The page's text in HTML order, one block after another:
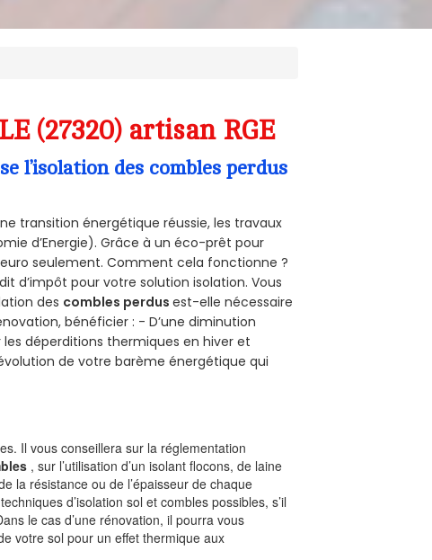
(27320) artisan RGE
l’isolation des combles perdus
transition énergétique réussie, les travaux
d’Energie). Grâce à un éco-prêt pour
seulement. Comment cela fonctionne ?
d’impôt pour votre solution isolation. Vous
des combles perdusest-elle nécessaire
bénéficier : - D’une diminution
déperditions thermiques en hiver et
de votre barème énergétique qui
Il vous conseillera sur la réglementation
, sur l’utilisation d’un isolant flocons, de laine
la résistance ou de l’épaisseur de chaque
d’isolation sol et combles possibles, s’il
le cas d’une rénovation, il pourra vous
votre sol pour un effet thermique aux